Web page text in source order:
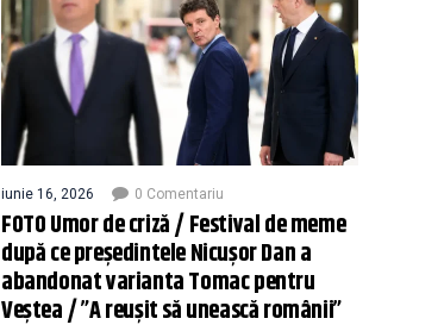
iunie 16, 2026 0 Comentariu
FOTO Umor de criză / Festival de meme
după ce președintele Nicușor Dan a
abandonat varianta Tomac pentru
Veștea / ”A reușit să unească românii”